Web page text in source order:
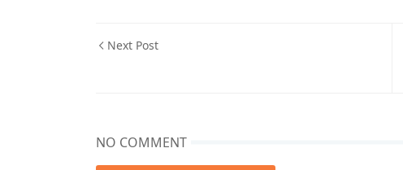
Next Post
NO COMMENT